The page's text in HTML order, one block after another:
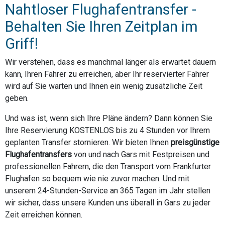
Nahtloser Flughafentransfer -
Behalten Sie Ihren Zeitplan im
Griff!
Wir verstehen, dass es manchmal länger als erwartet dauern
kann, Ihren Fahrer zu erreichen, aber Ihr reservierter Fahrer
wird auf Sie warten und Ihnen ein wenig zusätzliche Zeit
geben.
Und was ist, wenn sich Ihre Pläne ändern? Dann können Sie
Ihre Reservierung KOSTENLOS bis zu 4 Stunden vor Ihrem
geplanten Transfer stornieren. Wir bieten Ihnen preisgünstige
Flughafentransfers von und nach Gars mit Festpreisen und
professionellen Fahrern, die den Transport vom Frankfurter
Flughafen so bequem wie nie zuvor machen. Und mit
unserem 24-Stunden-Service an 365 Tagen im Jahr stellen
wir sicher, dass unsere Kunden uns überall in Gars zu jeder
Zeit erreichen können.